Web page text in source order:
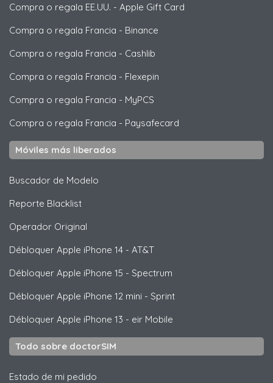
Compra o regala EE.UU. - Apple Gift Card
Compra o regala Francia - Binance
Compra o regala Francia - Cashlib
Compra o regala Francia - Flexepin
Compra o regala Francia - MyPCS
Compra o regala Francia - Paysafecard
Móviles más liberados
Buscador de Modelo
Reporte Blacklist
Operador Original
Débloquer Apple iPhone 14 - AT&T
Débloquer Apple iPhone 15 - Spectrum
Débloquer Apple iPhone 12 mini - Sprint
Débloquer Apple iPhone 13 - eir Mobile
Todo sobre doctorSIM
Estado de mi pedido